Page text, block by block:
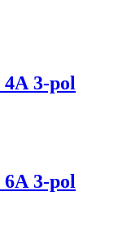
4А 3-pol
6А 3-pol